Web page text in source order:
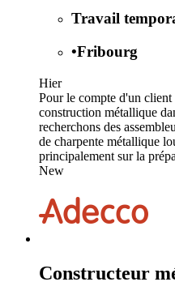
Travail
•Fribourg
Hier
Pour le compte d'un client
construction métallique
recherchons des
de charpente métallique
principalement sur la
New
Constructeur